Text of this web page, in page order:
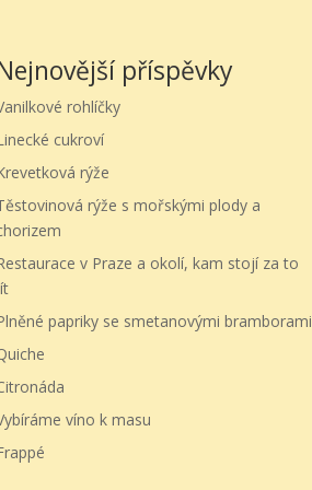
příspěvky
rohlíčky
cukroví
rýže
rýže s mořskými plody a
v Praze a okolí, kam stojí za to
papriky se smetanovými bramborami
víno k masu